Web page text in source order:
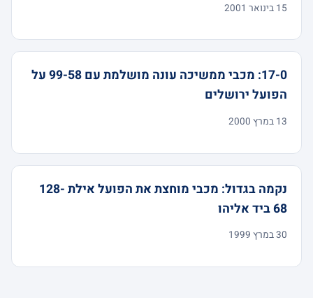
15 בינואר 2001
17-0: מכבי ממשיכה עונה מושלמת עם 99-58 על
הפועל ירושלים
13 במרץ 2000
נקמה בגדול: מכבי מוחצת את הפועל אילת 128-
68 ביד אליהו
30 במרץ 1999